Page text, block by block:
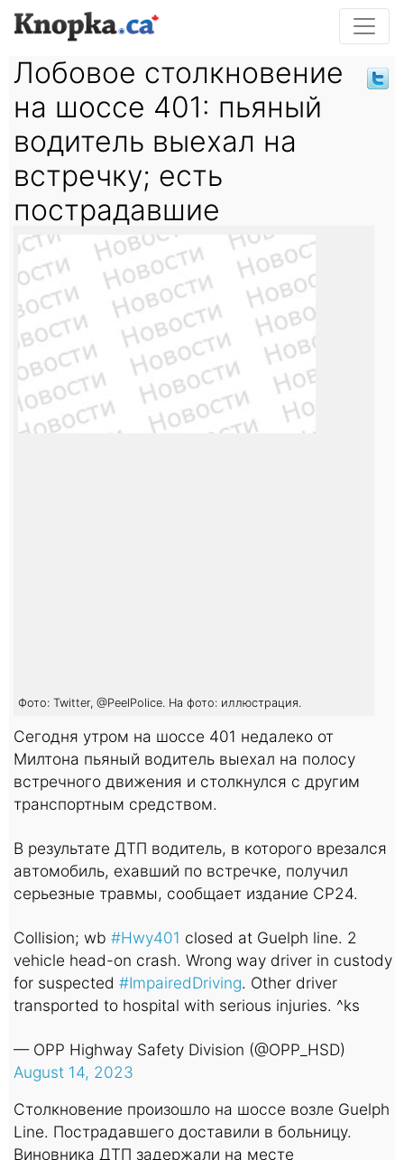
Лобовое столкновение
на шоссе 401: пьяный
водитель выехал на
встречку; есть
пострадавшие
Фото: Twitter, @PeelPolice. На фото: иллюстрация.
Сегодня утром на шоссе 401 недалеко от
Милтона пьяный водитель выехал на полосу
встречного движения и столкнулся с другим
транспортным средством.
В результате ДТП водитель, в которого врезался
автомобиль, ехавший по встречке, получил
серьезные травмы, сообщает издание CP24.
Collision; wb #Hwy401 closed at Guelph line. 2
vehicle head-on crash. Wrong way driver in custody
for suspected #ImpairedDriving. Other driver
transported to hospital with serious injuries. ^ks
— OPP Highway Safety Division (@OPP_HSD)
August 14, 2023
Столкновение произошло на шоссе возле Guelph
Line. Пострадавшего доставили в больницу.
Виновника ДТП задержали на месте